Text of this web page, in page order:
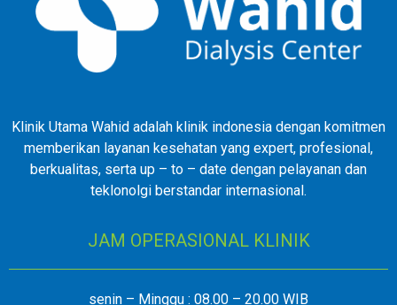
Klinik Utama Wahid adalah klinik indonesia dengan komitmen
memberikan layanan kesehatan yang expert, profesional,
berkualitas, serta up – to – date dengan pelayanan dan
teklonolgi berstandar internasional.
JAM OPERASIONAL KLINIK
senin – Minggu : 08.00 – 20.00 WIB